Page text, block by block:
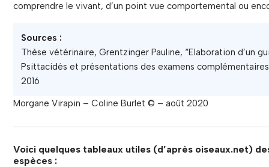
comprendre le vivant, d’un point vue comportemental ou
Sources :
Thèse vétérinaire, Grentzinger Pauline, “Elaboration d’un
Psittacidés et présentations des examens
2016
Morgane Virapin – Coline Burlet © – août 2020
Voici quelques tableaux utiles (d’après oiseaux.net)
espèces :